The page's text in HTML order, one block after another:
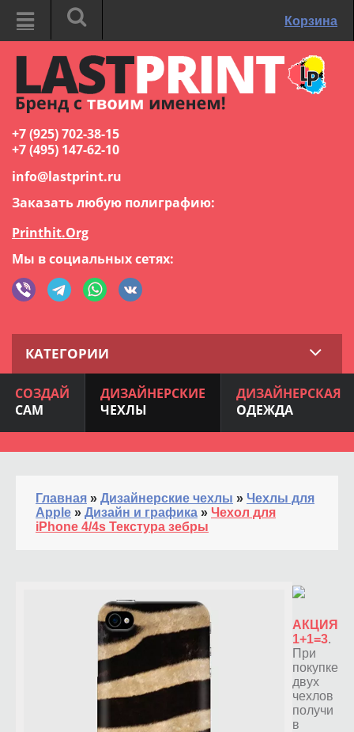
Корзина
+7 (925) 702-38-15
+7 (495) 147-62-10
info@lastprint.ru
Заказать любую полиграфию:
Printhit.Org
Мы в социальных сетях:
КАТЕГОРИИ
СОЗДАЙ
САМ
ДИЗАЙНЕРСКИЕ
ЧЕХЛЫ
ДИЗАЙНЕРСКАЯ
ОДЕЖДА
Главная » Дизайнерские чехлы » Чехлы для
Apple » Дизайн и графика » Чехол для
iPhone 4/4s Текстура зебры
АКЦИЯ
1+1=3.
При
покупке
двух
чехлов
получи
в